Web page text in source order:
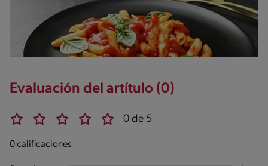
Evaluación del artítulo (0)
0 de 5
0 calificaciones